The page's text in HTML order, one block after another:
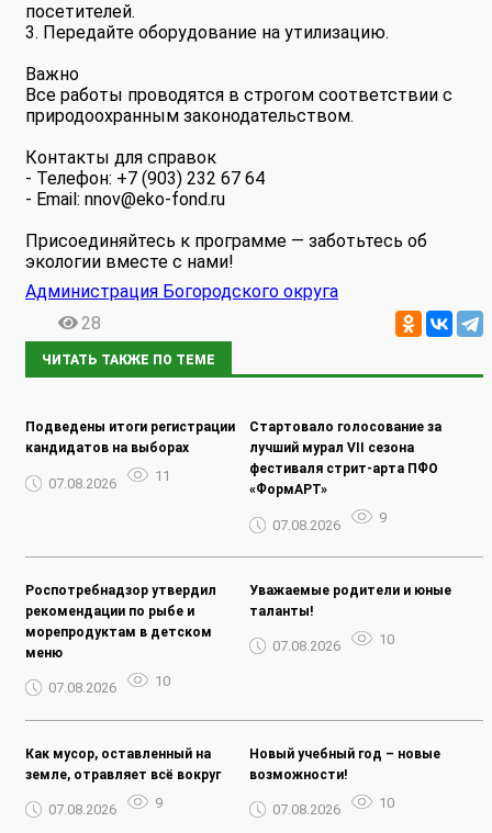
посетителей.
3. Передайте оборудование на утилизацию.
Важно
Все работы проводятся в строгом соответствии с
природоохранным законодательством.
Контакты для справок
- Телефон: +7 (903) 232 67 64
- Email: nnov@eko-fond.ru
Присоединяйтесь к программе — заботьтесь об
экологии вместе с нами!
Администрация Богородского округа
28
ЧИТАТЬ ТАКЖЕ ПО ТЕМЕ
Подведены итоги регистрации
кандидатов на выборах
07.08.2026 11
Стартовало голосование за
лучший мурал VII сезона
фестиваля стрит-арта ПФО
«ФормАРТ»
07.08.2026 9
Роспотребнадзор утвердил
рекомендации по рыбе и
морепродуктам в детском
меню
07.08.2026 10
Уважаемые родители и юные
таланты!
07.08.2026 10
Как мусор, оставленный на
земле, отравляет всё вокруг
07.08.2026 9
Новый учебный год – новые
возможности!
07.08.2026 10